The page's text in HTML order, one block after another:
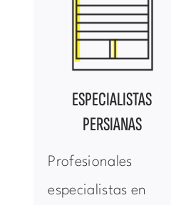
ESPECIALISTAS
PERSIANAS
Profesionales
especialistas en